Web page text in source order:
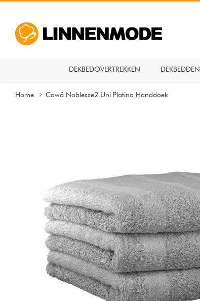
DEKBEDOVERTREKKEN DEKBEDDEN
Home Cawö Noblesse2 Uni Platina Handdoek